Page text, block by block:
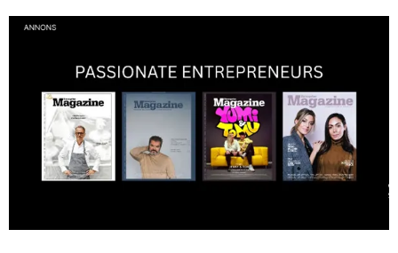
Georg Wikman är grundaren bakom hälsopreparaten Arctic Root, Kan